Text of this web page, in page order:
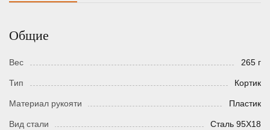
Общие
Вес 265 г
Тип Кортик
Материал рукояти Пластик
Вид стали Сталь 95Х18